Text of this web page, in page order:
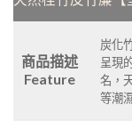
商品描述
Feature
炭化
呈現
名，
等潮